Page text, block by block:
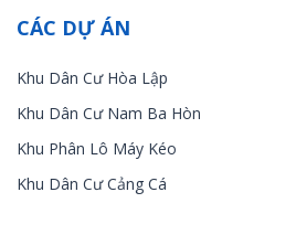
CÁC DỰ ÁN
Khu Dân Cư Hòa Lập
Khu Dân Cư Nam Ba Hòn
Khu Phân Lô Máy Kéo
Khu Dân Cư Cảng Cá